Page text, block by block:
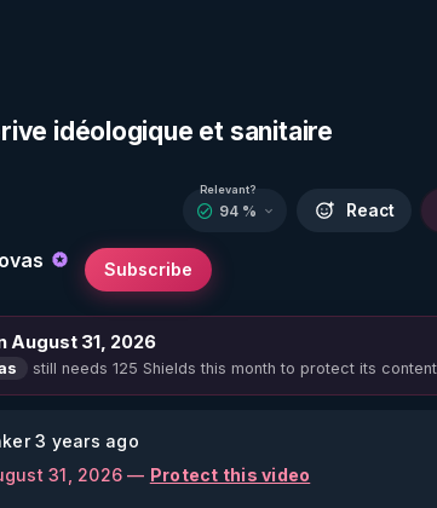
idéologique et sanitaire
Subscribe
Relevant?
94 % React
August 31, 2026
still needs 125 Shields this month to protect its content
3 years ago
31, 2026 — Protect this video